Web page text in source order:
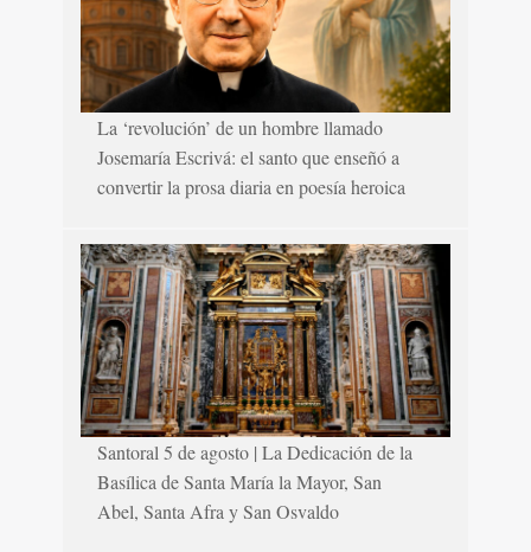
La ‘revolución’ de un hombre llamado
Josemaría Escrivá: el santo que enseñó a
convertir la prosa diaria en poesía heroica
Santoral 5 de agosto | La Dedicación de la
Basílica de Santa María la Mayor, San
Abel, Santa Afra y San Osvaldo